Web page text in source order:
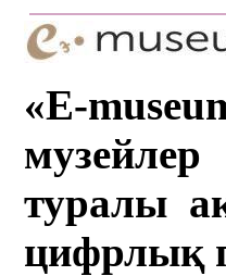
«E-
туралы
цифрлық